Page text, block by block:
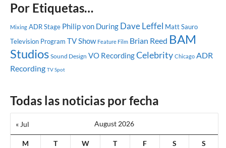
Por Etiquetas…
Mixing ADR Stage Philip von During Dave Leffel Matt Sauro
Television Program TV Show Feature Film Brian Reed BAM
Studios Sound Design VO RecordingCelebrity Chicago ADR
Recording TV Spot
Todas las noticias por fecha
August 2026
M T W T F S S
« Jul